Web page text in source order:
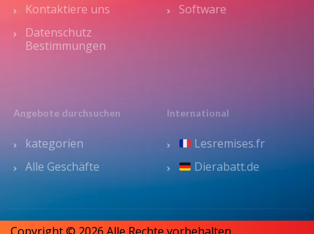
Kontaktiere uns
Datenschutz
Bestimmungen
Software
Angebote durchsuchen
kategorien
Alle Geschäfte
International
Lesremises.fr
Dierabatt.de